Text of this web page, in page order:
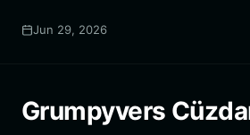
Jun 29, 2026
Grumpyvers